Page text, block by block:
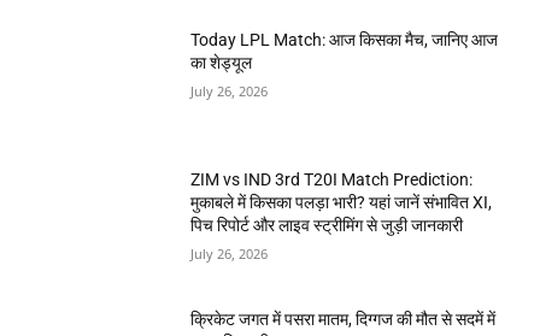
Today LPL Match: आज किसका मैच, जानिए आज
का शेड्यूल
July 26, 2026
ZIM vs IND 3rd T20I Match Prediction:
मुकाबले में किसका पलड़ा भारी? यहां जानें संभावित XI,
पिच रिपोर्ट और लाइव स्ट्रीमिंग से जुड़ी जानकारी
July 26, 2026
क्रिकेट जगत में पसरा मातम, दिग्गज की मौत से सदमें में